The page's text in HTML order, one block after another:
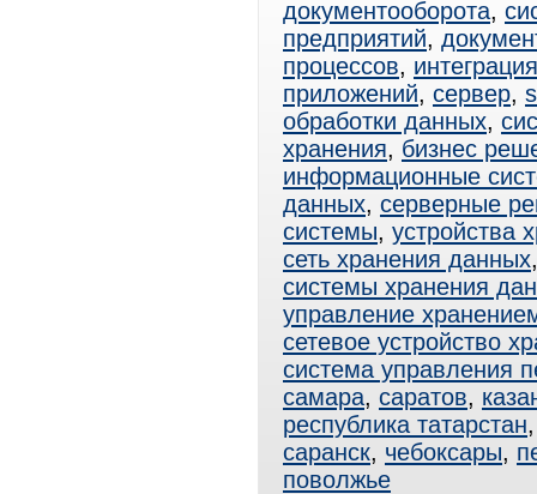
документооборота,
предприятий,
процессов, интеграция
приложений, сервер,
обработки данных,
хранения, бизнес
информационные
данных, серверные
системы, устройства
сеть хранения данных
системы хранения
управление
сетевое устройство
система управления
самара, саратов,
республика татарстан
саранск, чебоксары,
поволжье